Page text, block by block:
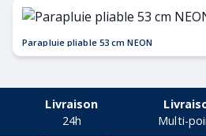
Parapluie pliable 53 cm NEON
Livraison
24h
Multi-